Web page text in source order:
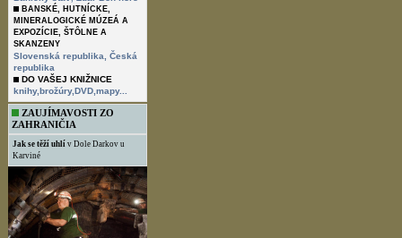
BANSKÉ, HUTNÍCKE,
MINERALOGICKÉ MÚZEÁ A
EXPOZÍCIE, ŠTÔLNE A
SKANZENY
Slovenská republika,
Česká
republika
DO VAŠEJ KNIŽNICE
knihy,brožúry,DVD,mapy...
ZAUJÍMAVOSTI ZO
ZAHRANIČIA
Jak se těží uhlí v Dole Darkov u
Karviné